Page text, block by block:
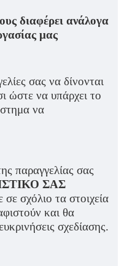
διαφέρει ανάλογα
μας
σας να δίνονται
ώστε να υπάρχει το
να
παραγγελίας σας
ΣΑΣ
σε σχόλιο τα στοιχεία
και θα
σχεδίασης.